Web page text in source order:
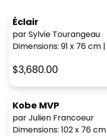
Éclair
par Sylvie Tourangeau
Dimensions: 91 x 76cm |
$3,680.00
Kobe MVP
par Julien Francoeur
Dimensions: 102 x 76cm